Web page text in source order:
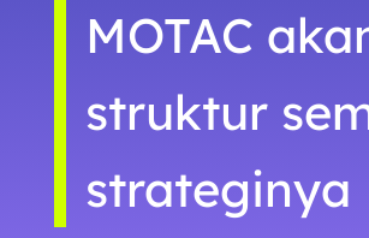
MOTAC
struktur
strateginya